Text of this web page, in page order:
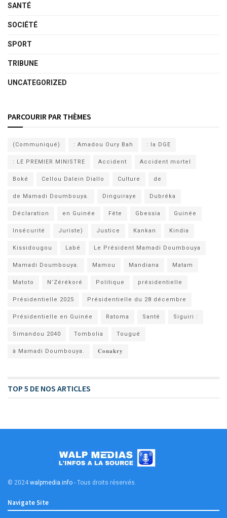
SANTÉ
SOCIÉTÉ
SPORT
TRIBUNE
UNCATEGORIZED
PARCOURIR PAR THÈMES
(Communiqué) : Amadou Oury Bah : la DGE
: LE PREMIER MINISTRE Accident Accident mortel
Boké Cellou Dalein Diallo Culture de
de Mamadi Doumbouya. Dinguiraye Dubréka
Déclaration en Guinée Fête Gbessia Guinée
Insécurité Juriste) Justice Kankan Kindia
Kissidougou Labé Le Président Mamadi Doumbouya
Mamadi Doumbouya. Mamou Mandiana Matam
Matoto N’Zérékoré Politique présidentielle
Présidentielle 2025 Présidentielle du 28 décembre
Présidentielle en Guinée Ratoma Santé Siguiri :
Simandou 2040 Tombolia Tougué
à Mamadi Doumbouya. 𝐂𝐨𝐧𝐚𝐤𝐫𝐲
TOP 5 DE NOS ARTICLES
© 2024 walpmedia.info - Tous droits réservés.
Navigate Site